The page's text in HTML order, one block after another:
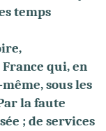
temps
qui, en
sous les
la faute
; de services